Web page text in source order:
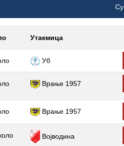
Утакмица
Уб
Врање 1957
Врање 1957
Војводина